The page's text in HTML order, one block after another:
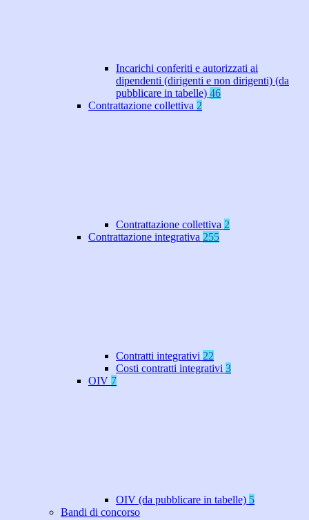
Incarichi conferiti e autorizzati ai
dipendenti (dirigenti e non dirigenti) (da
pubblicare in tabelle) 46
Contrattazione collettiva 2
Contrattazione collettiva 2
Contrattazione integrativa 255
Contratti integrativi 22
Costi contratti integrativi 3
OIV 7
OIV (da pubblicare in tabelle) 5
Bandi di concorso